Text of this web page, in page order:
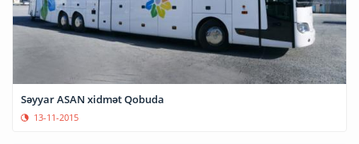
Səyyar ASAN xidmət Qobuda
13-11-2015